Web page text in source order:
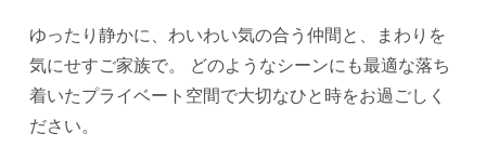
ゆったり静かに、わいわい気の合う仲間と、まわりを
気にせすご家族で。
どのようなシーンにも最適な落ち
着いたプライベート空間で大切なひと時をお過ごしく
ださい。